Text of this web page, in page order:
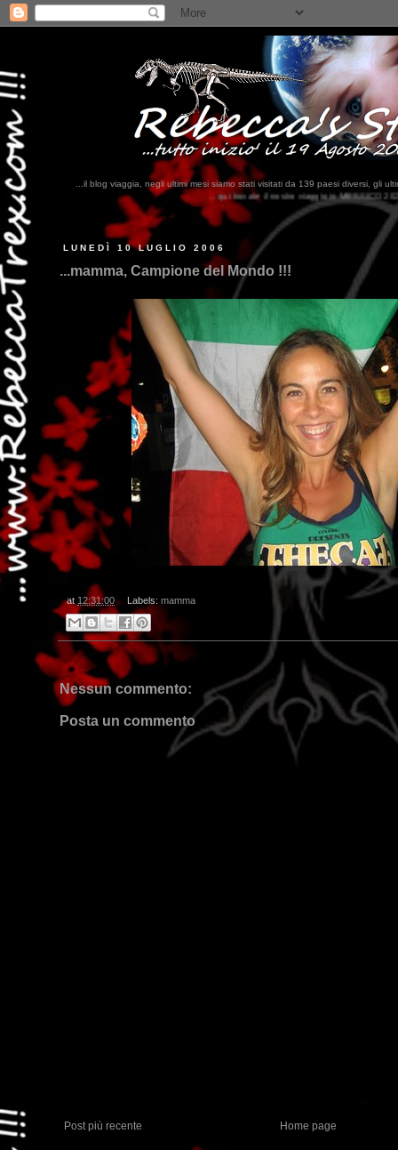
...il blog viaggia, negli ultimi mesi siamo stati visitati da 139 paesi diversi, gli
...qui trovate il nostro viaggio in MESSICO 2023...clikka qui !!!
LUNEDÌ 10 LUGLIO 2006
...mamma, Campione del Mondo !!!
at 12:31:00 Labels: mamma
Nessun commento:
Posta un commento
Post più recente Home page